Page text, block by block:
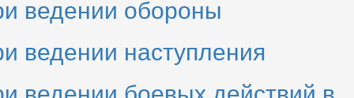
ведении обороны
ведении наступления